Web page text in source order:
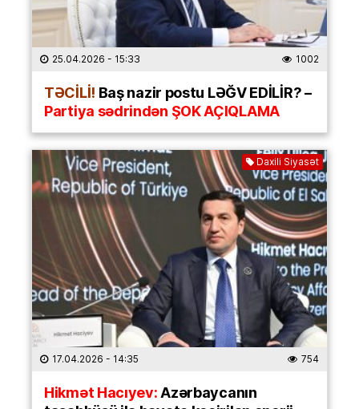
25.04.2026 - 15:33 1002
TƏCİLİ! Baş nazir postu LƏĞV EDİLİR? –
Partiya sədrindən ŞOK AÇIQLAMA
Daxili Siyasət
17.04.2026 - 14:35 754
Hikmət Hacıyev:Azərbaycanın